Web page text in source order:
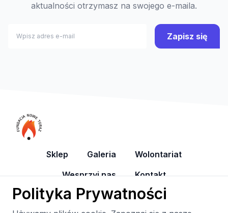
aktualności otrzymasz na swojego e-maila.
Zapisz się
Sklep Galeria
Wolontariat
Wesprzyj nas
Kontakt
YouTube Facebook
Polityka Prywatności